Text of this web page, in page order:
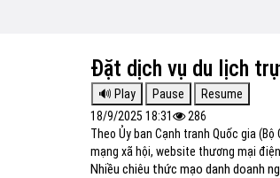
Đặt dịch vụ du lịch
18/9/2025 18:31
286
Theo Ủy ban Cạnh tranh Quốc gia
mạng xã hội, website thương mại
Nhiều chiêu thức mạo danh doanh